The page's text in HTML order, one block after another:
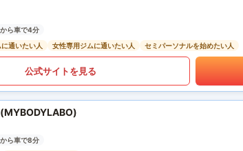
ら車で4分
通いたい人
女性専用ジムに通いたい人 セミパーソナルを始めたい人
公式サイトを見る
ら車で8分